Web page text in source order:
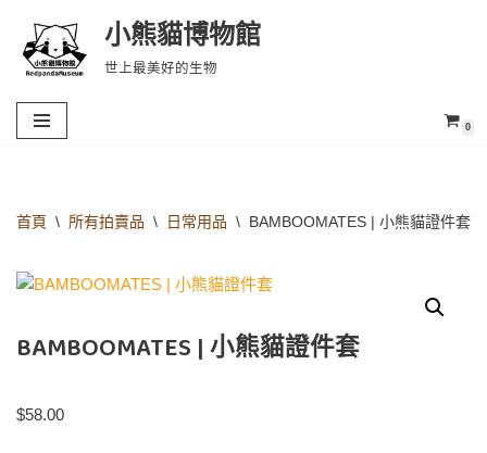
Skip
content
小熊貓博物館
世上最美好的生物
0
首頁 \ 所有拍賣品 \ 日常用品 \ BAMBOOMATES | 小熊貓證件套
BAMBOOMATES | 小熊貓證件套
$58.00